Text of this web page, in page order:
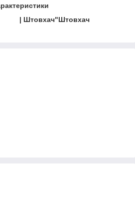
| Штовхач"Штовхач